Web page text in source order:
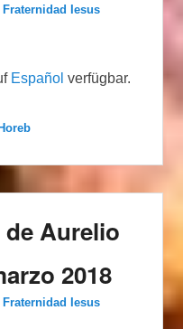
Fraternidad Iesus
Español verfügbar.
Aurelio
2018
Fraternidad Iesus